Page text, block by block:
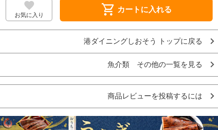
お気に入り shopping_cart カートに入れる
港ダイニングしおそう トップに戻る
魚介類 その他の一覧を見る
商品レビューを投稿するには